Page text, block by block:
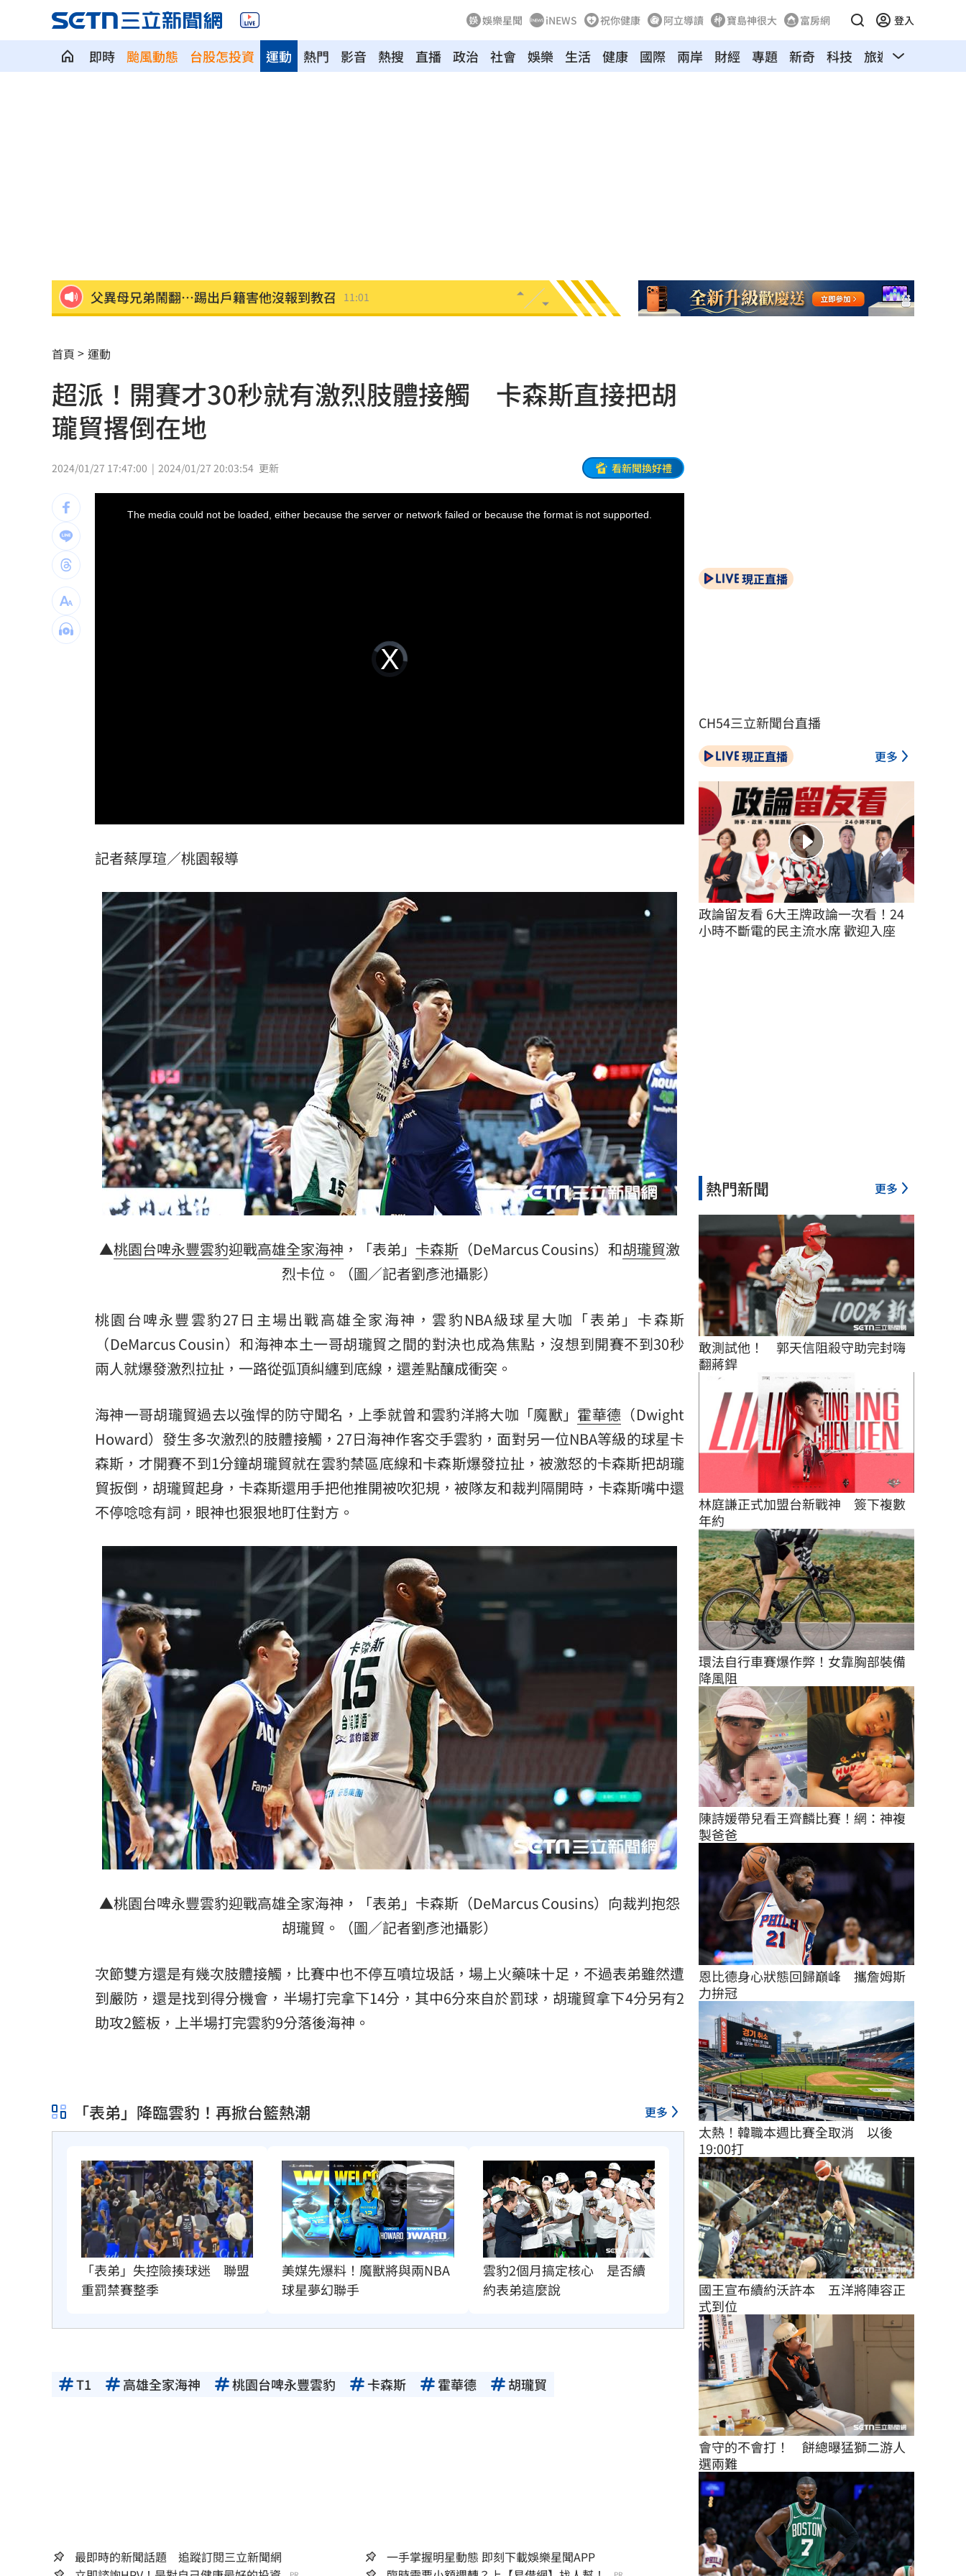
娛樂星聞 iNEWS 祝你健康 阿立導讀 寶島神很大 富房網 登入
即時 颱風動態 台股怎投資 熱門 影音 熱搜 直播 政治 社會 娛樂 生活 健康 國際 兩岸
運動 財經 專題 新奇 科技 旅遊 汽車
獨／嘉盈嚮往台灣應援文化 香港跨海追夢 11:00
aespa攻蛋推城市行銷 台北6大活動曝光
iPhone 18 Pro出不了？傳因「缺這貨」 10:57
慈濟遭詐10.6億！醫「神比喻」眾一看秒懂
奇豔妝容惹炎上！泰女公務員霸氣回嗆
疫苗真相曝陳實中要求道歉 蔣萬安這樣說 10:52
LIVE三立+24小時直播 15:27
三立iNEWS新聞台線上直播
「拍片人的多重宇宙」職涯論壇9/12登場！ 10:30
8國球員齊聚高雄 Formosa 7s掀足球熱潮
理想混蛋號召粉絲跨海追星吃美食！ 18:15
首頁 運動
超派！開賽才30秒就有激烈肢體接觸 卡森斯直接把胡
瓏貿撂倒在地
2024/01/27 17:47:00 2024/01/27 20:03:54 更新 看新聞換好禮
Video
Player
loading.
The media could not be loaded, either because the server or network failed or because the format is not supported.
記者蔡厚瑄／桃園報導
▲桃園台啤永豐雲豹迎戰高雄全家海神 ，「表弟」 卡森斯 （DeMarcus Cousins）和胡瓏貿激
烈卡位。（圖／記者劉彥池攝影）
桃園台啤永豐雲豹27日主場出戰高雄全家海神，雲豹NBA級球星大咖「表弟」卡森斯
（DeMarcus Cousin）和海神本土一哥胡瓏貿之間的對決也成為焦點，沒想到開賽不到30秒
兩人就爆發激烈拉扯，一路從弧頂糾纏到底線，還差點釀成衝突。
海神一哥胡瓏貿過去以強悍的防守聞名，上季就曾和雲豹洋將大咖「魔獸」 霍華德 （Dwight
Howard）發生多次激烈的肢體接觸，27日海神作客交手雲豹，面對另一位NBA等級的球星卡
森斯，才開賽不到1分鐘胡瓏貿就在雲豹禁區底線和卡森斯爆發拉扯，被激怒的卡森斯把胡瓏
貿扳倒，胡瓏貿起身，卡森斯還用手把他推開被吹犯規，被隊友和裁判隔開時，卡森斯嘴中還
不停唸唸有詞，眼神也狠狠地盯住對方。
▲桃園台啤永豐雲豹迎戰高雄全家海神，「表弟」卡森斯（DeMarcus Cousins）向裁判抱怨
胡瓏貿。（圖／記者劉彥池攝影）
次節雙方還是有幾次肢體接觸，比賽中也不停互噴垃圾話，場上火藥味十足，不過表弟雖然遭
到嚴防，還是找到得分機會，半場打完拿下14分，其中6分來自於罰球，胡瓏貿拿下4分另有2
助攻2籃板，上半場打完雲豹9分落後海神。
「表弟」降臨雲豹！再掀台籃熱潮 更多
「表弟」失控險揍球迷　聯盟
重罰禁賽整季
美媒先爆料！魔獸將與兩NBA
球星夢幻聯手
雲豹2個月搞定核心　是否續
約表弟這麼說
T1 高雄全家海神 桃園台啤永豐雲豹 卡森斯 霍華德 胡瓏貿
最即時的新聞話題 追蹤訂閱三立新聞網
一手掌握明星動態 即刻下載娛樂星聞APP
現正直播
CH54三立新聞台直播
現正直播 更多
政論留友看 6大王牌政論一次看！24
小時不斷電的民主流水席 歡迎入座
熱門新聞 更多
敢測試他！　郭天信阻殺守助完封嗨
翻蔣銲
林庭謙正式加盟台新戰神　簽下複數
年約
環法自行車賽爆作弊！女靠胸部裝備
降風阻
陳詩媛帶兒看王齊麟比賽！網：神複
製爸爸
恩比德身心狀態回歸巔峰　攜詹姆斯
力拚冠
太熱！韓職本週比賽全取消　以後
19:00打
國王宣布續約沃許本　五洋將陣容正
式到位
會守的不會打！　餅總曝猛獅二游人
選兩難